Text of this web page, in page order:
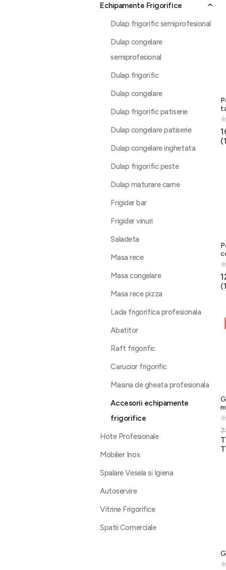
0
(
0
(
Echipamente Frigorifice
Dulap frigorific semiprofesional
Dulap congelare
semiprofesional
Dulap frigorific
Dulap congelare
Dulap frigorific patiserie
Dulap congelare patiserie
Dulap congelare inghetata
Dulap frigorific peste
Dulap maturare carne
Frigider bar
Frigider vinuri
Saladeta
Masa rece
Masa congelare
Masa rece pizza
Lada frigorifica profesionala
Abatitor
Raft frigorific
Carucior frigorific
Masina de gheata profesionala
Accesorii echipamente
frigorifice
Hote Profesionale
Mobilier Inox
Spalare Vesela si Igiena
Autoservire
Vitrine Frigorifice
Spatii Comerciale